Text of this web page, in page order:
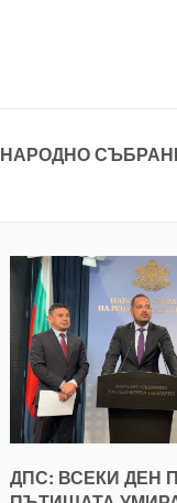
НАРОДНО
ДПС: ВСЕКИ ДЕН